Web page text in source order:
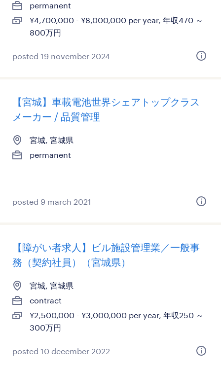
permanent
¥4,700,000 - ¥8,000,000 per year, 年収470 ～
800万円
posted 19 november 2024
【宮城】車載電池世界シェアトップクラス
メーカー / 品質管理
宮城, 宮城県
permanent
posted 9 march 2021
【障がい者求人】ビル施設管理業／一般事
務（契約社員）（宮城県）
宮城, 宮城県
contract
¥2,500,000 - ¥3,000,000 per year, 年収250 ～
300万円
posted 10 december 2022